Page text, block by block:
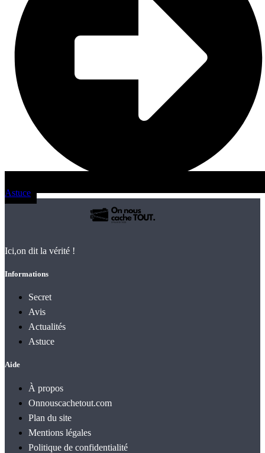
Astuce
Ici,on dit la vérité !
Informations
Secret
Avis
Actualités
Astuce
Aide
À propos
Onnouscachetout.com
Plan du site
Mentions légales
Politique de confidentialité